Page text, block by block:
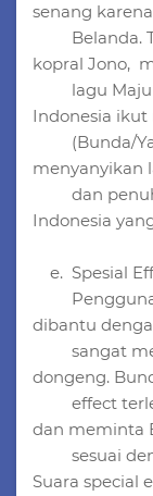
senang
Belanda.
kopral Jono,
lagu Maju
Indonesia ikut
(Bunda/
menyanyikan
dan penuh
Indonesia
e. Spesial
dibantu
sangat
dongeng.
effect
dan meminta
sesuai
Suara special